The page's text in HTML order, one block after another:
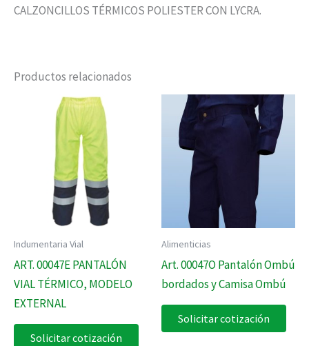
CALZONCILLOS TÉRMICOS POLIESTER CON LYCRA.
Productos relacionados
Indumentaria Vial
ART. 00047E PANTALÓN
VIAL TÉRMICO, MODELO
EXTERNAL
Solicitar cotización
Alimenticias
Art. 00047O Pantalón Ombú
bordados y Camisa Ombú
Solicitar cotización